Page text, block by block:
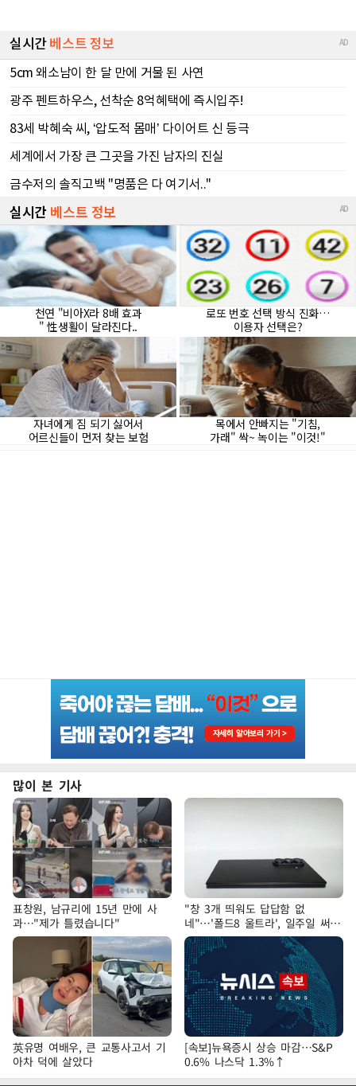
많이 본 기사
표창원, 남규리에 15년 만에 사
과…"제가 틀렸습니다"
"창 3개 띄워도 답답함 없
네"…'폴드8 울트라', 일주일 써보
니
英유명 여배우, 큰 교통사고서 기
아차 덕에 살았다
[속보]뉴욕증시 상승 마감…S&P
0.6% 나스닥 1.3%↑